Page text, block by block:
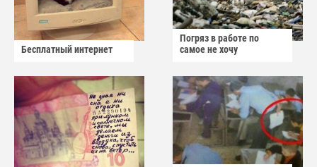
Бесплатный интернет
Погряз в работе по
самое не хочу